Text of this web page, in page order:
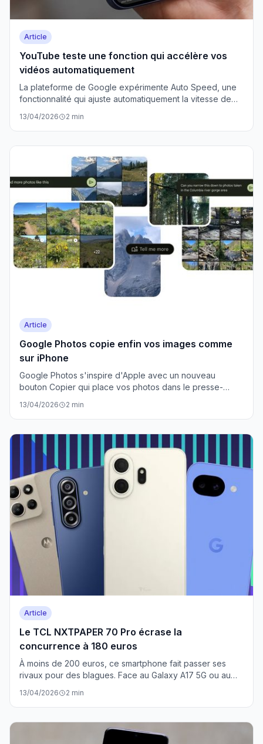
Article
YouTube teste une fonction qui accélère vos
vidéos automatiquement
La plateforme de Google expérimente Auto Speed, une
fonctionnalité qui ajuste automatiquement la vitesse de
abonnés Premium pour le moment.
13/04/2026 2 min
Article
Google Photos copie enfin vos images comme
sur iPhone
Google Photos s'inspire d'Apple avec un nouveau
bouton Copier qui place vos photos dans le presse-
interminables !
13/04/2026 2 min
Article
Le TCL NXTPAPER 70 Pro écrase la
concurrence à 180 euros
À moins de 200 euros, ce smartphone fait passer ses
rivaux pour des blagues. Face au Galaxy A17 5G ou au
13/04/2026 2 min